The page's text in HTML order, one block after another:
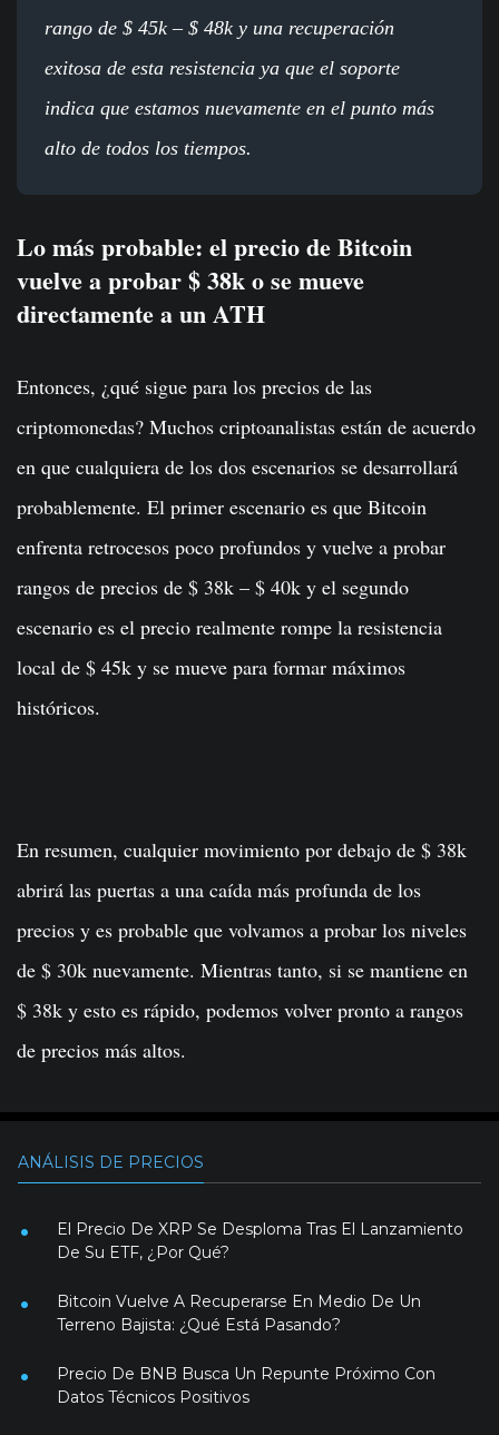
rango de $ 45k – $ 48k y una recuperación
exitosa de esta resistencia ya que el soporte
indica que estamos nuevamente en el punto más
alto de todos los tiempos.
Lo más probable: el precio de Bitcoin
vuelve a probar $ 38k o se mueve
directamente a un ATH
Entonces, ¿qué sigue para los precios de las
criptomonedas? Muchos criptoanalistas están de acuerdo
en que cualquiera de los dos escenarios se desarrollará
probablemente. El primer escenario es que Bitcoin
enfrenta retrocesos poco profundos y vuelve a probar
rangos de precios de $ 38k – $ 40k y el segundo
escenario es el precio realmente rompe la resistencia
local de $ 45k y se mueve para formar máximos
históricos.
En resumen, cualquier movimiento por debajo de $ 38k
abrirá las puertas a una caída más profunda de los
precios y es probable que volvamos a probar los niveles
de $ 30k nuevamente. Mientras tanto, si se mantiene en
$ 38k y esto es rápido, podemos volver pronto a rangos
de precios más altos.
ANÁLISIS DE PRECIOS
El Precio De XRP Se Desploma Tras El Lanzamiento
De Su ETF, ¿Por Qué?
Bitcoin Vuelve A Recuperarse En Medio De Un
Terreno Bajista: ¿Qué Está Pasando?
Precio De BNB Busca Un Repunte Próximo Con
Datos Técnicos Positivos